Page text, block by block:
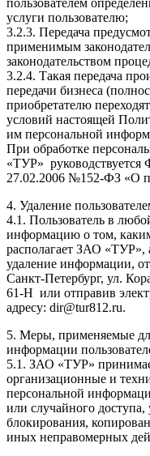
услуги пользователю;
3.2.3. Передача
применимым
законодательством
3.2.4. Такая передача
передачи бизнеса
приобретателю
условий настоящей
им персональной
При обработке
«ТУР»
27.02.2006 №152-ФЗ «О
4. Удаление
4.1. Пользователь в
информацию о том,
располагает ЗАО «ТУР»,
удаление информации,
Санкт-Петербург, ул.
61-Н или отправив
адресу: dir@tur812.ru.
5. Меры, применяемые
информации
5.1. ЗАО «ТУР»
организационные и
персональной
или случайного
блокирования,
иных неправомерных